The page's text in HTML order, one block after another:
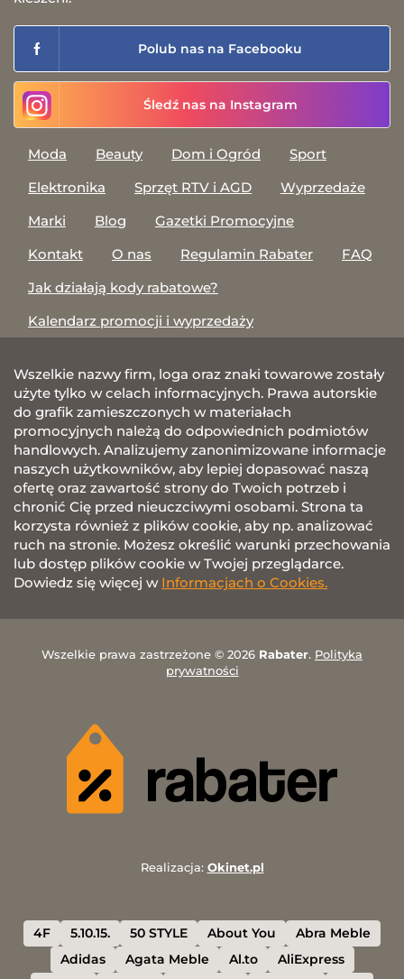
Polub nas na Facebooku
Śledź nas na Instagram
Moda Beauty Dom i Ogród
Sport
Elektronika
Sprzęt RTV i AGD
Wyprzedaże
Marki
Blog
Gazetki Promocyjne
Kontakt
O nas Regulamin Rabater
FAQ
Jak działają kody rabatowe?
Kalendarz promocji i wyprzedaży
Wszelkie nazwy firm, loga oraz znaki towarowe zostały
użyte tylko w celach informacyjnych. Prawa autorskie
do grafik zamieszczonych w materiałach
promocyjnych należą do odpowiednich podmiotów
handlowych. Analizujemy zanonimizowane informacje
naszych użytkowników, aby lepiej dopasować naszą
ofertę oraz zawartość strony do Twoich potrzeb i
chronić Cię przed nieuczciwymi osobami. Strona ta
korzysta również z plików cookie, aby np. analizować
ruch na stronie. Możesz określić warunki przechowania
lub dostęp plików cookie w Twojej przeglądarce.
Dowiedz się więcej w Informacjach o Cookies.
Wszelkie prawa zastrzeżone © 2026 Rabater. Polityka
prywatności
Realizacja: Okinet.pl
4F 5.10.15. 50 STYLE About You
Abra Meble
Adidas
Agata Meble Al.to
AliExpress